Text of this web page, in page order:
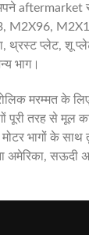
aftermarket
M2X96,
थ्रस्ट प्लेट, शू
भाग।
मरम्मत के
पूरी तरह से मूल
भागों के
अमेरिका, सऊदी